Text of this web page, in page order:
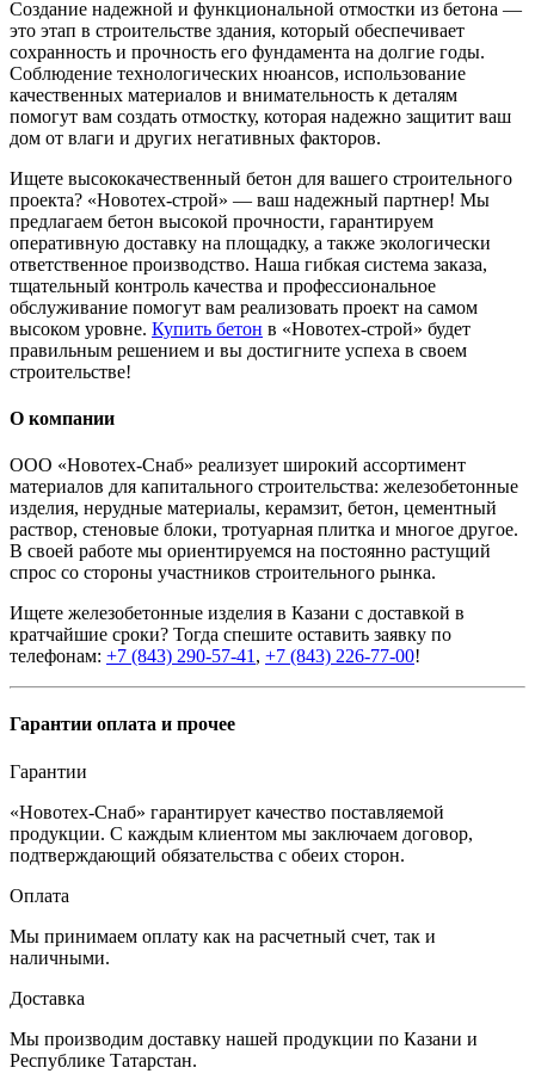
Создание надежной и функциональной отмостки из бетона —
это этап в строительстве здания, который обеспечивает
сохранность и прочность его фундамента на долгие годы.
Соблюдение технологических нюансов, использование
качественных материалов и внимательность к деталям
помогут вам создать отмостку, которая надежно защитит ваш
дом от влаги и других негативных факторов.
Ищете высококачественный бетон для вашего строительного
проекта? «Новотех-строй» — ваш надежный партнер! Мы
предлагаем бетон высокой прочности, гарантируем
оперативную доставку на площадку, а также экологически
ответственное производство. Наша гибкая система заказа,
тщательный контроль качества и профессиональное
обслуживание помогут вам реализовать проект на самом
высоком уровне. Купить бетон в «Новотех-строй» будет
правильным решением и вы достигните успеха в своем
строительстве!
О компании
ООО «Новотех-Снаб» реализует широкий ассортимент
материалов для капитального строительства: железобетонные
изделия, нерудные материалы, керамзит, бетон, цементный
раствор, стеновые блоки, тротуарная плитка и многое другое.
В своей работе мы ориентируемся на постоянно растущий
спрос со стороны участников строительного рынка.
Ищете железобетонные изделия в Казани с доставкой в
кратчайшие сроки? Тогда спешите оставить заявку по
телефонам: +7 (843) 290-57-41 , +7 (843) 226-77-00!
Гарантии оплата и прочее
Гарантии
«Новотех-Снаб» гарантирует качество поставляемой
продукции. С каждым клиентом мы заключаем договор,
подтверждающий обязательства с обеих сторон.
Оплата
Мы принимаем оплату как на расчетный счет, так и
наличными.
Доставка
Мы производим доставку нашей продукции по Казани и
Республике Татарстан.